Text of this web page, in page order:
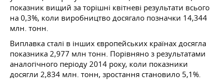
показник вищий за торішні квітневі результати всього
на 0,3%, коли виробництво досягало позначки 14,344
млн. тонн.
Виплавка сталі в інших європейських країнах досягла
показника 2,977 млн тонн. Порівняно з результатами
аналогічного періоду 2014 року, коли показники
досягли 2,834 млн. тонн, зростання становило 5,1%.